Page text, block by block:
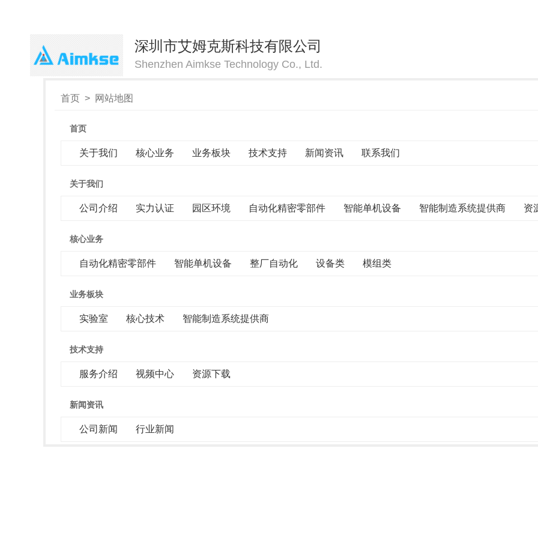
深圳市艾姆克斯科技有限公司
Shenzhen Aimkse Technology Co., Ltd.
首页 > 网站地图
首页
关于我们 核心业务 业务板块 技术支持 新闻资讯 联系我们
关于我们
公司介绍 实力认证 园区环境 自动化精密零部件 智能单机设备 智能制造系统提供商 资
核心业务
自动化精密零部件 智能单机设备 整厂自动化 设备类 模组类
业务板块
实验室 核心技术 智能制造系统提供商
技术支持
服务介绍 视频中心 资源下载
新闻资讯
公司新闻 行业新闻